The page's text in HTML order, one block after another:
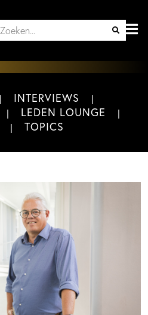
INTERVIEWS
LEDEN LOUNGE
TOPICS